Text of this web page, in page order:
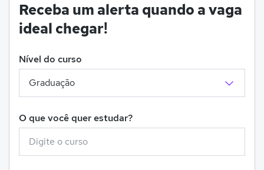
Receba um alerta quando a vaga
ideal chegar!
Nível do curso
O que você quer estudar?